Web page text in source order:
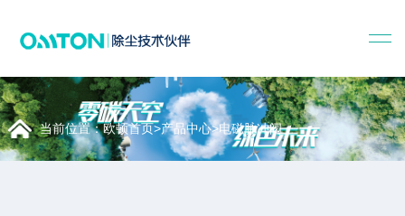
当前位置：欧顿首页>产品中心>电磁脉冲阀